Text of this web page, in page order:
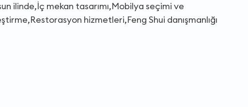
ilinde,İç mekan tasarımı,Mobilya seçimi ve
hizmetleri,Feng Shui danışmanlığı